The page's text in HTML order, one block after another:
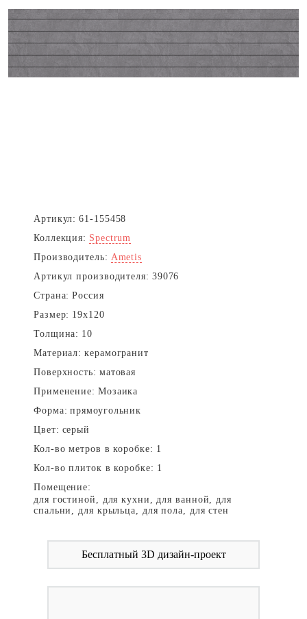
Артикул: 61-155458
Коллекция: Spectrum
Производитель: Ametis
Артикул производителя: 39076
Страна: Россия
Размер: 19x120
Толщина: 10
Материал: керамогранит
Поверхность: матовая
Применение: Мозаика
Форма: прямоугольник
Цвет: серый
Кол-во метров в коробке: 1
Кол-во плиток в коробке: 1
Помещение:
для гостиной, для кухни, для ванной, для
спальни, для крыльца, для пола, для стен
Бесплатный 3D дизайн-проект